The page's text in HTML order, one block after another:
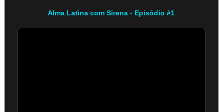
Alma Latina com Sirena - Episódio #1